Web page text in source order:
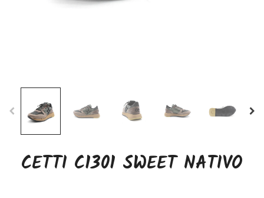
CETTI C1301 SWEET NATIVO